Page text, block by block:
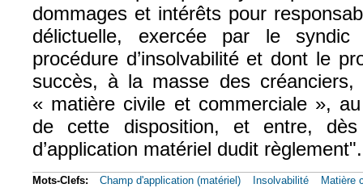
dommages et intérêts pour
délictuelle, exercée par le
procédure d’insolvabilité et dont le
succès, à la masse des
« matière civile et commerciale »,
de cette disposition, et entre,
d’application matériel dudit règlement".
Mots-Clefs: Champ d'application (matériel) Insolvabilité Matière